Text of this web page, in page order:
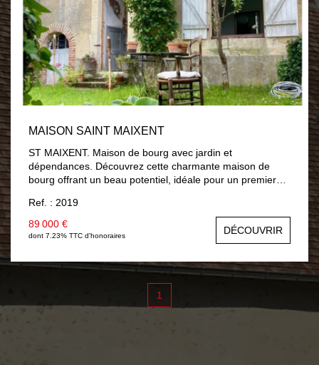
MAISON SAINT MAIXENT
ST MAIXENT. Maison de bourg avec jardin et
dépendances. Découvrez cette charmante maison de
bourg offrant un beau potentiel, idéale pour un premier
vous trouverez une entrée desservant une cuisine
aménagée, ainsi qu'un agréable séjour/salon avec
cheminée à foyer ouvert, parfait pour vos moments de
convivialité. Un dégagement mène à une chambre, une
salle d'eau et un WC indépendant. En demi niveau, un
palier distribue une petite chambre, idéale pour un bureau
de combles aménageables de 60m², offrant de belles
Ref. : 2019
89 000 €
dont 7.23% TTC d'honoraires DÉCOUVRIR
1